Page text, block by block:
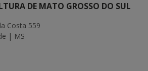
DE MATO GROSSO DO SUL
Costa 559
| MS